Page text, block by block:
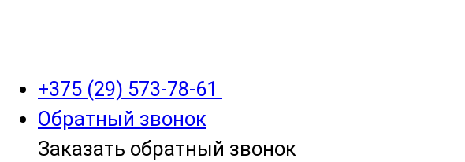
+375 (29) 573-78-61
Обратный звонок
Заказать обратный звонок